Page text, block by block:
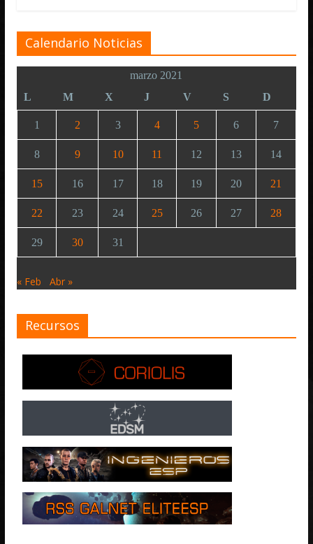
Calendario Noticias
marzo 2021
L
M X J V S D
1 2 3 4 5 6 7
8 9 10 11 12 13 14
15 16 17 18 19 20 21
22 23 24 25 26 27 28
29 30 31
« Feb Abr »
Recursos